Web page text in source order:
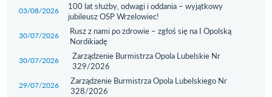
03/08/2026 Przejdź do aktualności
100 lat służby, odwagi i oddania – wyjątkowy
jubileusz OSP Wrzelowiec!
30/07/2026 Przejdź do aktualności
Rusz z nami po zdrowie – zgłoś się na I Opolską
Nordikiadę
30/07/2026 Przejdź do aktualności
Zarządzenie Burmistrza Opola Lubelskie Nr
329/2026
29/07/2026 Przejdź do aktualności
Zarządzenie Burmistrza Opola Lubelskiego Nr
328/2026